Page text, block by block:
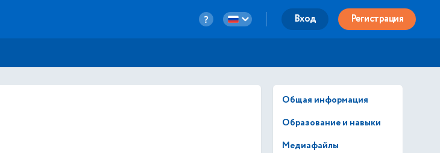
Вход Регистрация
Общая информация
Образование и навыки
Медиафайлы